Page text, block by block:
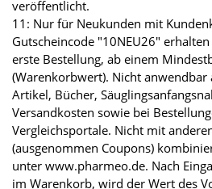
veröffentlicht.
11: Nur für Neukunden mit
Gutscheincode "10NEU26"
erste Bestellung, ab einem
(Warenkorbwert). Nicht
Artikel, Bücher,
Versandkosten sowie bei
Vergleichsportale. Nicht mit
(ausgenommen Coupons)
unter www.pharmeo.de. Nach
im Warenkorb, wird der Wert des